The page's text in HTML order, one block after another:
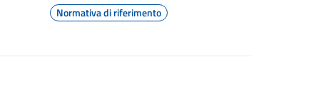
Normativa di riferimento